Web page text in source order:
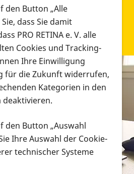
in verschiedenen
Ort
den Button „Alle
dass Sie damit
PRO RETINA e. V. alle
Cookies und Tracking-
Ihre Einwilligung
für die Zukunft widerrufen,
Kategorien in den
deaktivieren.
den Button „Auswahl
Ihre Auswahl der Cookie-
technischer Systeme